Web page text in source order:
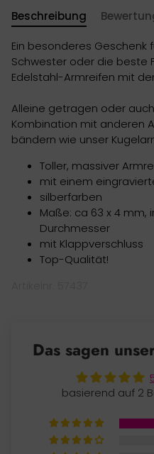
Beschreibung
Ein besonderes Geschenk
Schwester oder die beste
Edelstahl-Armreifen mit
Alleine getragen oder
Kombination mit anderen
bändern wie unser
Toller, massiver
mit einem
silberfarben
Maße: ca 63 x 4 mm,
Durchmesser
mit Klappverschluss
Top-Qualität!
Das sagen
basierend auf 2